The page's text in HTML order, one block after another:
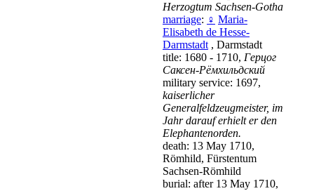
Herzogtum Sachsen-Gotha
marriage: ♀ Maria-
Elisabeth de Hesse-
Darmstadt , Darmstadt
title: 1680 - 1710, Герцог
Саксен-Рёмхильдский
military service: 1697,
kaiserlicher
Generalfeldzeugmeister, im
Jahr darauf erhielt er den
Elephantenorden.
death: 13 May 1710,
Römhild, Fürstentum
Sachsen-Römhild
burial: after 13 May 1710,